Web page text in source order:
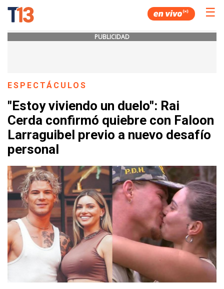
☰
PUBLICIDAD
ESPECTÁCULOS
"Estoy viviendo un duelo": Rai
Cerda confirmó quiebre con Faloon
Larraguibel previo a nuevo desafío
personal